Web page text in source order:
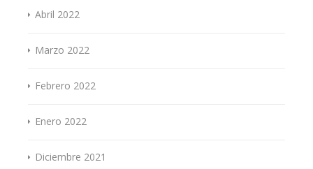
Abril 2022
Marzo 2022
Febrero 2022
Enero 2022
Diciembre 2021